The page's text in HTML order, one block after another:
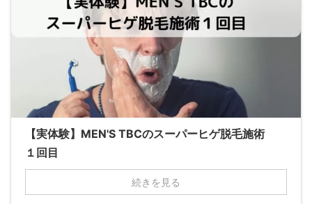
【実体験】MEN'S TBCのスーパーヒゲ脱毛施術
１回目
続きを見る